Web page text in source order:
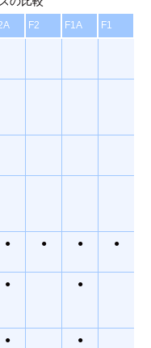
F2 F1A F1
● ● ● ●
● ●
● ●